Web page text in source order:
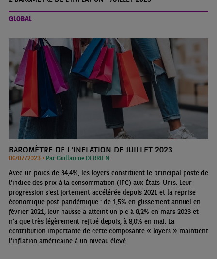
GLOBAL
BAROMÈTRE DE L'INFLATION DE JUILLET 2023
06/07/2023 • Par Guillaume DERRIEN
Avec un poids de 34,4%, les loyers constituent le principal poste de
l’indice des prix à la consommation (IPC) aux États-Unis. Leur
progression s’est fortement accélérée depuis 2021 et la reprise
économique post-pandémique : de 1,5% en glissement annuel en
février 2021, leur hausse a atteint un pic à 8,2% en mars 2023 et
n’a que très légèrement reflué depuis, à 8,0% en mai. La
contribution importante de cette composante « loyers » maintient
l’inflation américaine à un niveau élevé.